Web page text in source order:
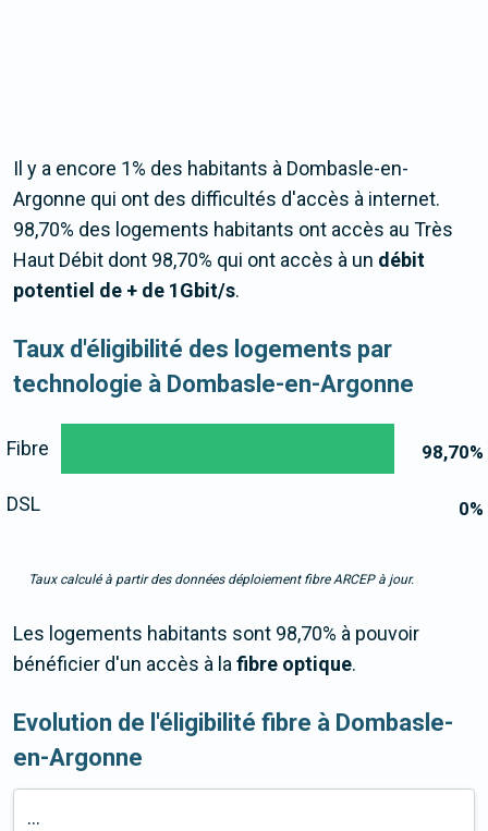
Il y a encore 1% des habitants à Dombasle-en-
Argonne qui ont des difficultés d'accès à internet.
98,70% des logements habitants ont accès au Très
Haut Débit dont 98,70% qui ont accès à un débit
potentiel de + de 1Gbit/s.
Taux d'éligibilité des logements par
technologie à Dombasle-en-Argonne
98,70%
0%
Fibre
DSL
Taux calculé à partir des données déploiement fibre ARCEP à jour.
Les logements habitants sont 98,70% à pouvoir
bénéficier d'un accès à lafibre optique.
Evolution de l'éligibilité fibre à Dombasle-
en-Argonne
...